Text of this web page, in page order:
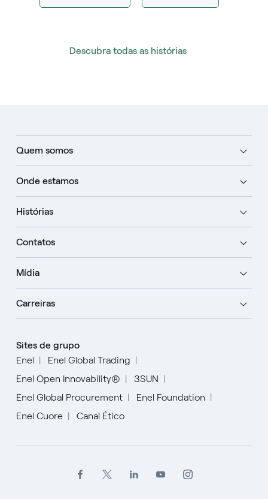
Descubra todas as histórias
Quem somos
Onde estamos
Histórias
Contatos
Mídia
Carreiras
Sites de grupo
Enel
Enel Global Trading
Enel Open Innovability®
3SUN
Enel Global Procurement
Enel Foundation
Enel Cuore
Canal Ético